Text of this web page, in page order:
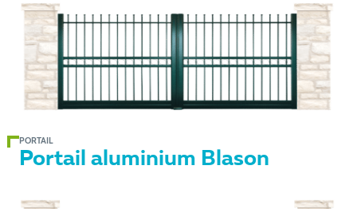
PORTAIL
Portail aluminium Blason